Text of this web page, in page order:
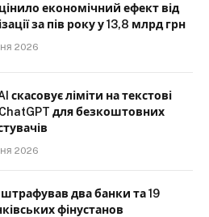
економічний ефект від
за пів року у 13,8 млрд грн
2026
скасовує ліміти на текстові
для безкоштовних
2026
два банки та 19
фінустанов